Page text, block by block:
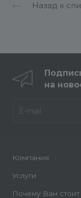
Назад к
на
Компания
Услуги
Почему Вам